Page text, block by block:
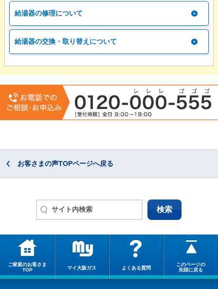
給湯器の修理について
給湯器の交換・取り替えについて
お客さまの声TOPページへ戻る
ご家庭のお客さま
TOP
マイ大阪ガス よくある質問
このページの
先頭に戻る